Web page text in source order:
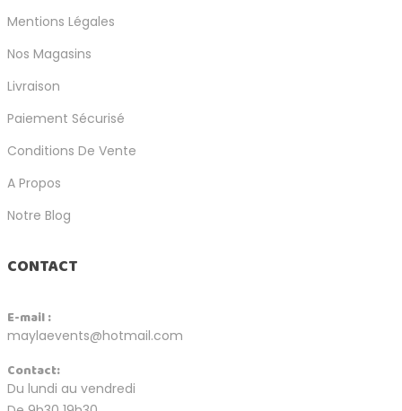
Mentions Légales
Nos Magasins
Livraison
Paiement Sécurisé
Conditions De Vente
A Propos
Notre Blog
CONTACT
E-mail :
maylaevents@hotmail.com
Contact:
Du lundi au vendredi